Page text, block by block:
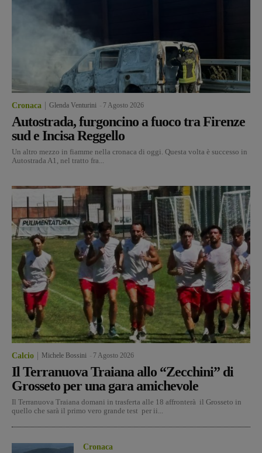
Cronaca Glenda Venturini 7 Agosto 2026
Autostrada, furgoncino a fuoco tra Firenze
sud e Incisa Reggello
Un altro mezzo in fiamme nella cronaca di oggi. Questa volta è successo in
Autostrada A1, nel tratto fra...
Calcio Michele Bossini 7 Agosto 2026
Il Terranuova Traiana allo “Zecchini” di
Grosseto per una gara amichevole
Il Terranuova Traiana domani in trasferta alle 18 affronterà il Grosseto in
quello che sarà il primo vero grande test per ii...
Cronaca